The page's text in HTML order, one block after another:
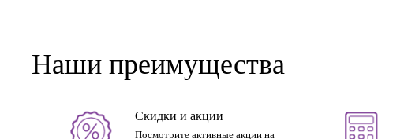
Наши преимущества
Скидки и акции
Посмотрите активные акции на